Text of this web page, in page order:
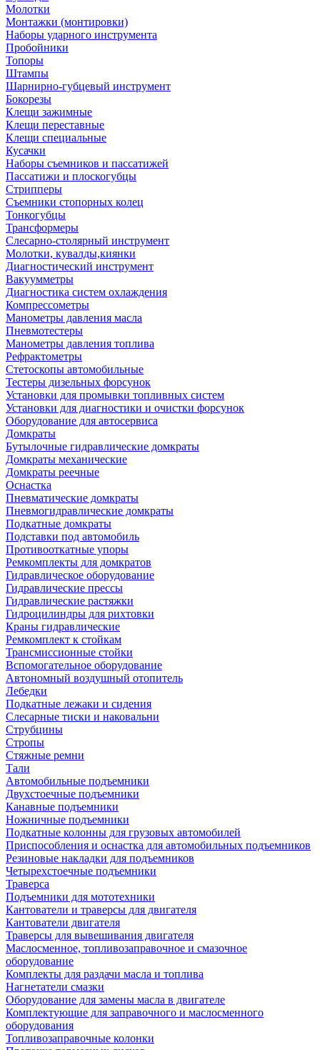
Молотки
Монтажки (монтировки)
Наборы ударного инструмента
Пробойники
Топоры
Штампы
Шарнирно-губцевый инструмент
Бокорезы
Клещи зажимные
Клещи переставные
Клещи специальные
Кусачки
Наборы съемников и пассатижей
Пассатижи и плоскогубцы
Стрипперы
Съемники стопорных колец
Тонкогубцы
Трансформеры
Слесарно-столярный инструмент
Молотки, кувалды,киянки
Диагностический инструмент
Вакуумметры
Диагностика систем охлаждения
Компрессометры
Манометры давления масла
Пневмотестеры
Манометры давления топлива
Рефрактометры
Стетоскопы автомобильные
Тестеры дизельных форсунок
Установки для промывки топливных систем
Установки для диагностики и очистки форсунок
Оборудование для автосервиса
Домкраты
Бутылочные гидравлические домкраты
Домкраты механические
Домкраты реечные
Оснастка
Пневматические домкраты
Пневмогидравлические домкраты
Подкатные домкраты
Подставки под автомобиль
Противооткатные упоры
Ремкомплекты для домкратов
Гидравлическое оборудование
Гидравлические прессы
Гидравлические растяжки
Гидроцилиндры для рихтовки
Краны гидравлические
Ремкомплект к стойкам
Трансмиссионные стойки
Вспомогательное оборудование
Автономный воздушный отопитель
Лебедки
Подкатные лежаки и сидения
Слесарные тиски и наковальни
Струбцины
Стропы
Стяжные ремни
Тали
Автомобильные подъемники
Двухстоечные подъемники
Канавные подъемники
Ножничные подъемники
Подкатные колонны для грузовых автомобилей
Приспособления и оснастка для автомобильных подъемников
Резиновые накладки для подъемников
Четырехстоечные подъемники
Траверса
Подъемники для мототехники
Кантователи и траверсы для двигателя
Кантователи двигателя
Траверсы для вывешивания двигателя
Маслосменное, топливозаправочное и смазочное
оборудование
Комплекты для раздачи масла и топлива
Нагнетатели смазки
Оборудование для замены масла в двигателе
Комплектующие для заправочного и маслосменного
оборудования
Топливозаправочные колонки